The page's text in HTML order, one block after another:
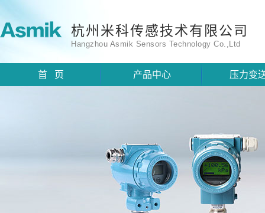
杭州米科传感技术有限公司
Hangzhou Asmik Sensors Technology Co.,Ltd
首 页 产品中心 压力变